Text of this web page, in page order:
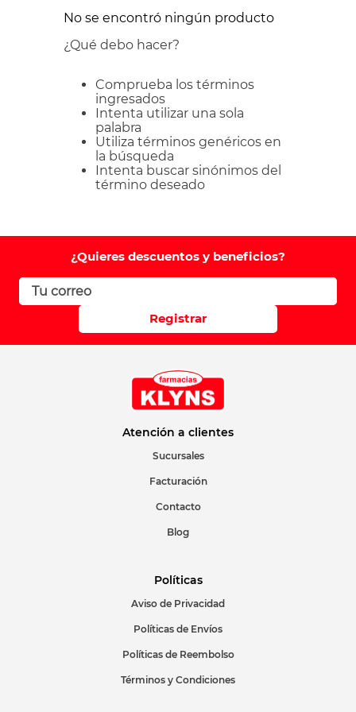
No se encontró ningún producto
¿Qué debo hacer?
Comprueba los términos
ingresados
Intenta utilizar una sola
palabra
Utiliza términos genéricos en
la búsqueda
Intenta buscar sinónimos del
término deseado
¿Quieres descuentos y beneficios?
Registrar
Atención a clientes
Sucursales
Facturación
Contacto
Blog
Políticas
Aviso de Privacidad
Políticas de Envíos
Políticas de Reembolso
Términos y Condiciones